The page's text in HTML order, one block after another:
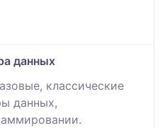
данных
классические
данных,